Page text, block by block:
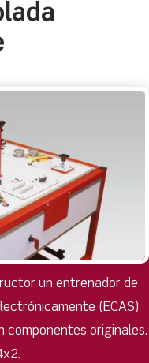
un entrenador de
(ECAS)
originales.